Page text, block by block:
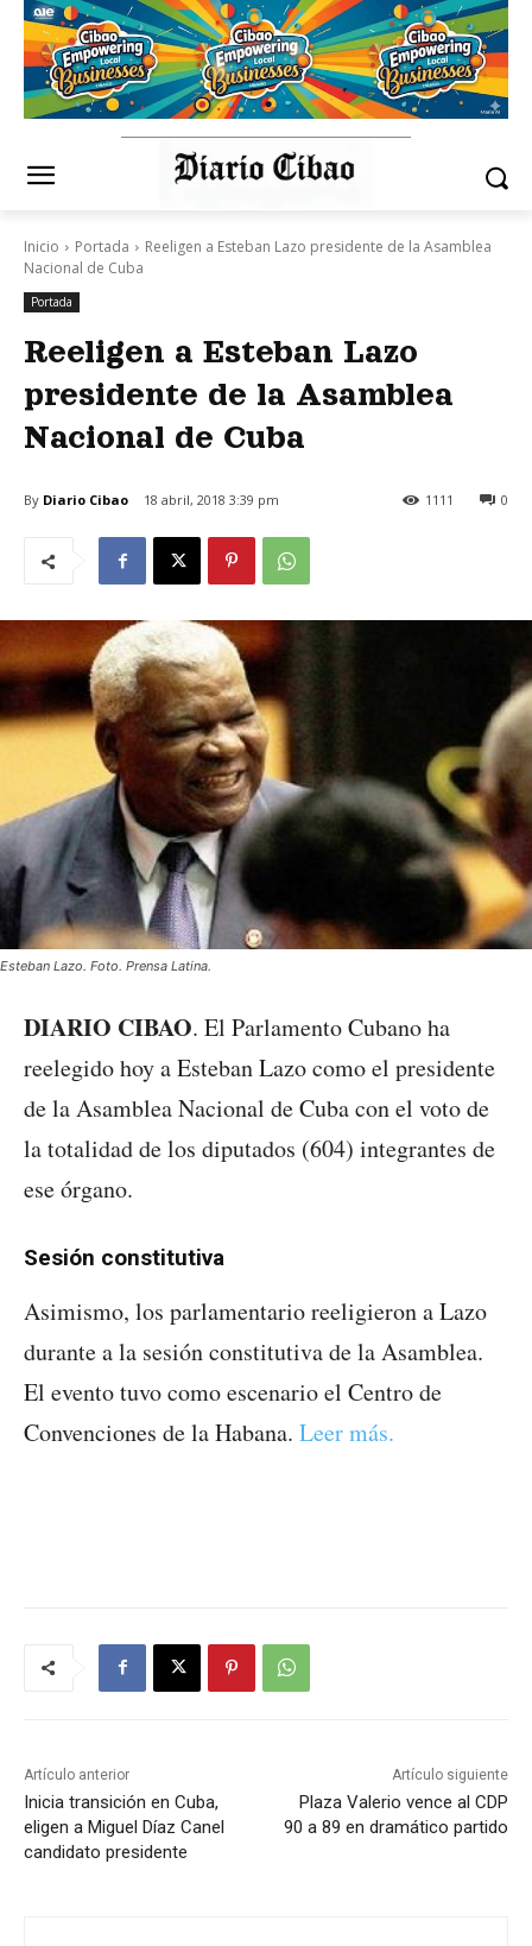
Inicio Portada
Reeligen a Esteban Lazo presidente de la Asamblea
Nacional de Cuba
Portada
Reeligen a Esteban Lazo
presidente de la Asamblea
Nacional de Cuba
By Diario Cibao 18 abril, 2018 3:39 pm 0
1111
Esteban Lazo. Foto. Prensa Latina.
DIARIO CIBAO. El Parlamento Cubano ha
reelegido hoy a Esteban Lazo como el presidente
de la Asamblea Nacional de Cuba con el voto de
la totalidad de los diputados (604) integrantes de
ese órgano.
Sesión constitutiva
Asimismo, los parlamentario reeligieron a Lazo
durante a la sesión constitutiva de la Asamblea.
El evento tuvo como escenario el Centro de
Convenciones de la Habana. Leer más.
Artículo anterior
Inicia transición en Cuba,
eligen a Miguel Díaz Canel
candidato presidente
Artículo siguiente
Plaza Valerio vence al CDP
90 a 89 en dramático partido